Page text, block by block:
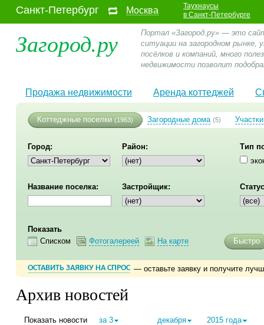
Санкт-Петербург Москва
Таухнаусы
в Санкт-Петербурге
Загород.ру
Портал «Загород.ру» — это
ситуации на загородном
посёлков и компаний, много
недвижимости позволит
Продажа недвижимости Аренда коттеджей
Коттеджные поселки (1963) Загородные дома (5) Участки
Город: Район:
Тип
Название поселка: Застройщик:
Показать
Списком
Фотогалереей На карте Быстро
ОСТАВИТЬ ЗАЯВКУ НА СПРОС — оставьте заявку и получите
Архив новостей
Показать новости за 3 декабря 2015 года